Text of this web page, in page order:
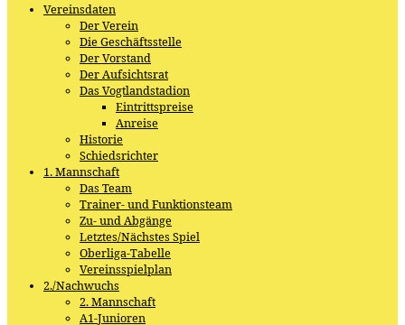
Vereinsdaten
Der Verein
Die Geschäftsstelle
Der Vorstand
Der Aufsichtsrat
Das Vogtlandstadion
Eintrittspreise
Anreise
Historie
Schiedsrichter
1. Mannschaft
Das Team
Trainer- und Funktionsteam
Zu- und Abgänge
Letztes/Nächstes Spiel
Oberliga-Tabelle
Vereinsspielplan
2./Nachwuchs
2. Mannschaft
A1-Junioren